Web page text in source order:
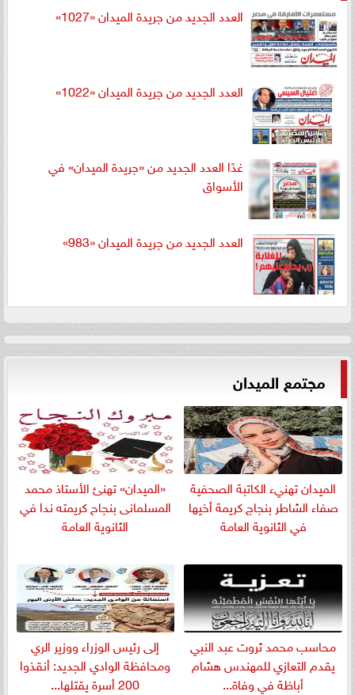
العدد الجديد من جريدة الميدان «1027»
العدد الجديد من جريدة الميدان «1022»
غدًا العدد الجديد من «جريدة الميدان» في
الأسواق
العدد الجديد من جريدة الميدان «983»
مجتمع الميدان
الميدان تهنيء الكاتبة الصحفية
صفاء الشاطر بنجاج كريمة أخيها
في الثانوية العامة
«الميدان» تهنئ الأستاذ محمد
المسلمانى بنجاح كريمته ندا في
الثانوية العامة
​محاسب محمد ثروت عبد النبي
يقدم التعازي للمهندس هشام
أباظة في وفاة...
إلى رئيس الوزراء ووزير الري
ومحافظة الوادي الجديد: أنقذوا
200 أسرة يقتلها...